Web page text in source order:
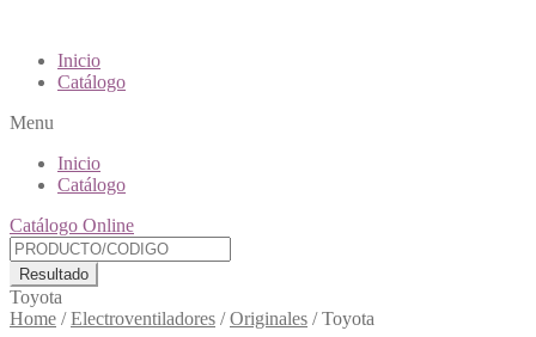
Inicio
Catálogo
Menu
Inicio
Catálogo
Catálogo Online
Resultado
Toyota
Home /Electroventiladores /Originales /Toyota